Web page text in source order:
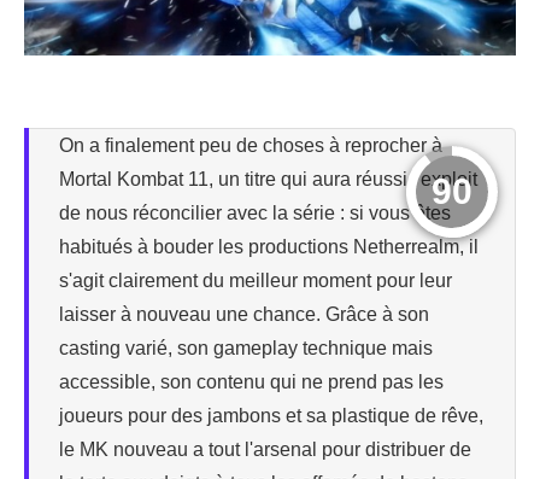
90
On a finalement peu de choses à reprocher à
Mortal Kombat 11, un titre qui aura réussi l'exploit
de nous réconcilier avec la série : si vous êtes
habitués à bouder les productions Netherrealm, il
s'agit clairement du meilleur moment pour leur
laisser à nouveau une chance. Grâce à son
casting varié, son gameplay technique mais
accessible, son contenu qui ne prend pas les
joueurs pour des jambons et sa plastique de rêve,
le MK nouveau a tout l'arsenal pour distribuer de